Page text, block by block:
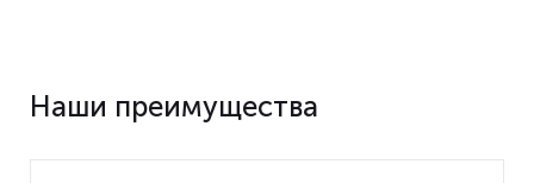
Наши преимущества